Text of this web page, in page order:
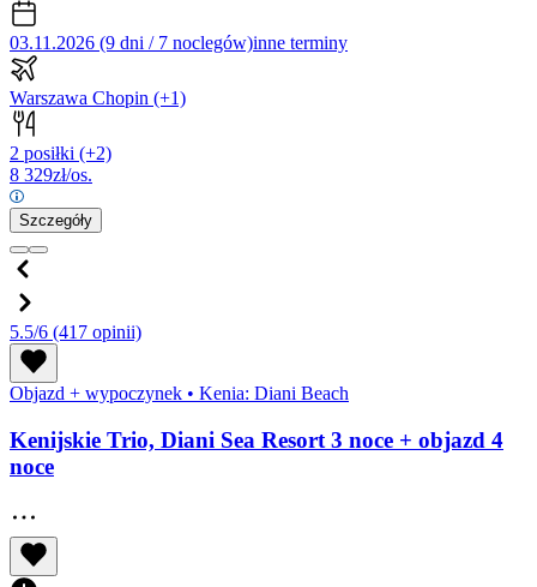
03.11.2026 (9 dni / 7 noclegów)inne terminy
Warszawa Chopin (+1)
2 posiłki (+2)
8 329zł/os.
Szczegóły
5.5/6 (417 opinii)
Objazd + wypoczynek • Kenia: Diani Beach
Kenijskie Trio, Diani Sea Resort 3 noce + objazd 4
noce